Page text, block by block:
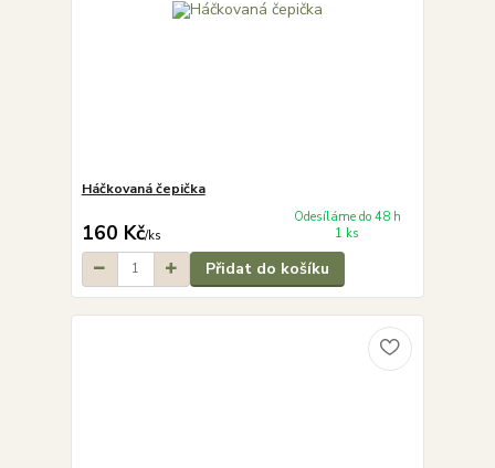
Háčkovaná čepička
160 Kč/ks
Odesíláme do 48 h
1 ks
Přidat do košíku